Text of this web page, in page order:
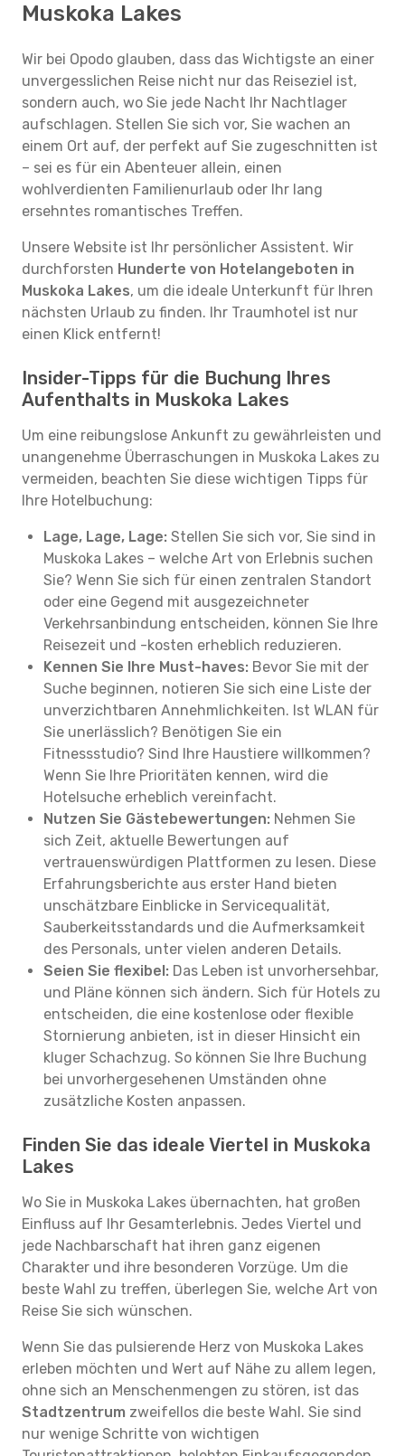
Muskoka Lakes
Wir bei Opodo glauben, dass das Wichtigste an einer
unvergesslichen Reise nicht nur das Reiseziel ist,
sondern auch, wo Sie jede Nacht Ihr Nachtlager
aufschlagen. Stellen Sie sich vor, Sie wachen an
einem Ort auf, der perfekt auf Sie zugeschnitten ist
– sei es für ein Abenteuer allein, einen
wohlverdienten Familienurlaub oder Ihr lang
ersehntes romantisches Treffen.
Unsere Website ist Ihr persönlicher Assistent. Wir
durchforsten Hunderte von Hotelangeboten in
Muskoka Lakes, um die ideale Unterkunft für Ihren
nächsten Urlaub zu finden. Ihr Traumhotel ist nur
einen Klick entfernt!
Insider-Tipps für die Buchung Ihres
Aufenthalts in Muskoka Lakes
Um eine reibungslose Ankunft zu gewährleisten und
unangenehme Überraschungen in Muskoka Lakes zu
vermeiden, beachten Sie diese wichtigen Tipps für
Ihre Hotelbuchung:
Lage, Lage, Lage: Stellen Sie sich vor, Sie sind in
Muskoka Lakes – welche Art von Erlebnis suchen
Sie? Wenn Sie sich für einen zentralen Standort
oder eine Gegend mit ausgezeichneter
Verkehrsanbindung entscheiden, können Sie Ihre
Reisezeit und -kosten erheblich reduzieren.
Kennen Sie Ihre Must-haves: Bevor Sie mit der
Suche beginnen, notieren Sie sich eine Liste der
unverzichtbaren Annehmlichkeiten. Ist WLAN für
Sie unerlässlich? Benötigen Sie ein
Fitnessstudio? Sind Ihre Haustiere willkommen?
Wenn Sie Ihre Prioritäten kennen, wird die
Hotelsuche erheblich vereinfacht.
Nutzen Sie Gästebewertungen: Nehmen Sie
sich Zeit, aktuelle Bewertungen auf
vertrauenswürdigen Plattformen zu lesen. Diese
Erfahrungsberichte aus erster Hand bieten
unschätzbare Einblicke in Servicequalität,
Sauberkeitsstandards und die Aufmerksamkeit
des Personals, unter vielen anderen Details.
Seien Sie flexibel: Das Leben ist unvorhersehbar,
und Pläne können sich ändern. Sich für Hotels zu
entscheiden, die eine kostenlose oder flexible
Stornierung anbieten, ist in dieser Hinsicht ein
kluger Schachzug. So können Sie Ihre Buchung
bei unvorhergesehenen Umständen ohne
zusätzliche Kosten anpassen.
Finden Sie das ideale Viertel in Muskoka
Lakes
Wo Sie in Muskoka Lakes übernachten, hat großen
Einfluss auf Ihr Gesamterlebnis. Jedes Viertel und
jede Nachbarschaft hat ihren ganz eigenen
Charakter und ihre besonderen Vorzüge. Um die
beste Wahl zu treffen, überlegen Sie, welche Art von
Reise Sie sich wünschen.
Wenn Sie das pulsierende Herz von Muskoka Lakes
erleben möchten und Wert auf Nähe zu allem legen,
ohne sich an Menschenmengen zu stören, ist das
Stadtzentrum zweifellos die beste Wahl. Sie sind
nur wenige Schritte von wichtigen